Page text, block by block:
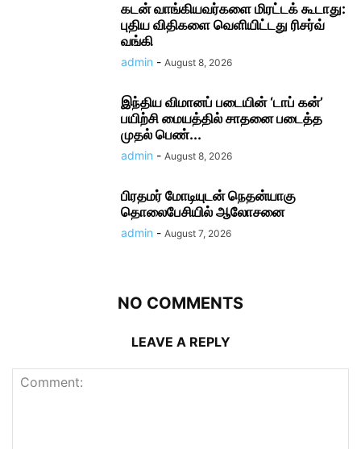
கடன் வாங்கியவர்களை மிரட்டக் கூடாது:
புதிய விதிகளை வெளியிட்டது ரிசர்வ்
வங்கி
admin - August 8, 2026
இந்திய விமானப் படையின் ‘டாப் கன்’
பயிற்சி மையத்தில் சாதனை படைத்த
முதல் பெண்...
admin - August 8, 2026
பிரதமர் மோடி​யுடன் நெதன்யாகு
தொலைபேசியில் ஆலோ​சனை
admin - August 7, 2026
NO COMMENTS
LEAVE A REPLY